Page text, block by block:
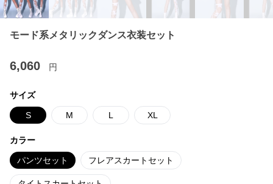
モード系メタリックダンス衣装セット
6,060 円
サイズ
S M L XL
カラー
パンツセット フレアスカートセット